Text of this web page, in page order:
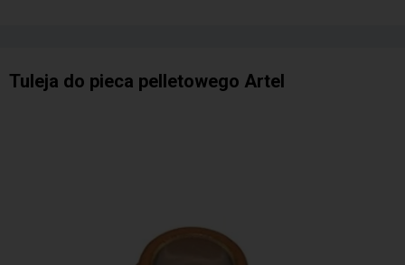
Tuleja do pieca pelletowego Artel